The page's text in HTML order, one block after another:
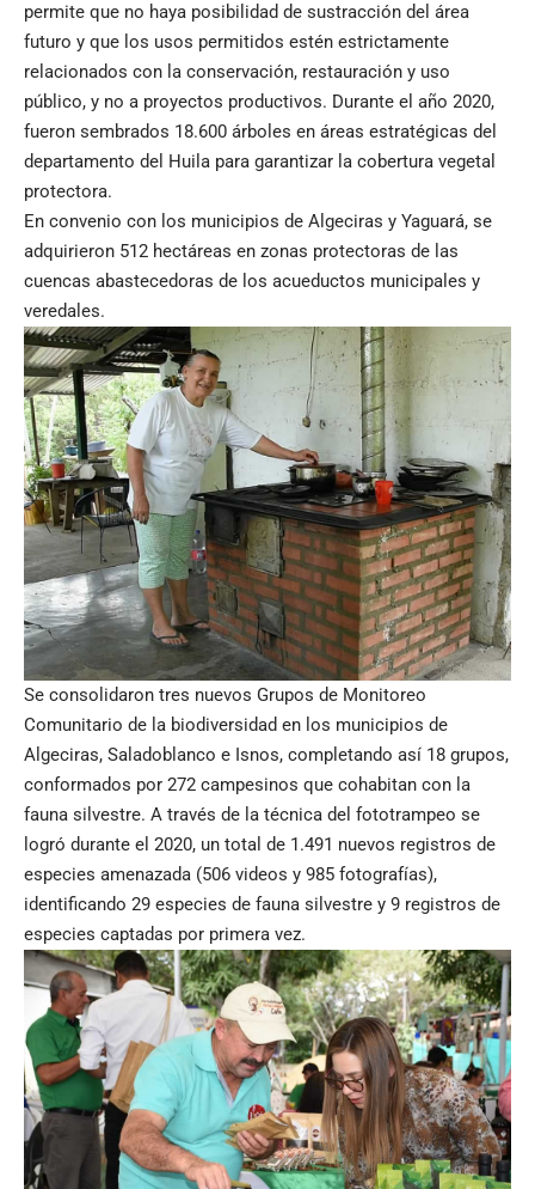
permite que no haya posibilidad de sustracción del área
futuro y que los usos permitidos estén estrictamente
relacionados con la conservación, restauración y uso
público, y no a proyectos productivos. Durante el año 2020,
fueron sembrados 18.600 árboles en áreas estratégicas del
departamento del Huila para garantizar la cobertura vegetal
protectora.
En convenio con los municipios de Algeciras y Yaguará, se
adquirieron 512 hectáreas en zonas protectoras de las
cuencas abastecedoras de los acueductos municipales y
veredales.
Se consolidaron tres nuevos Grupos de Monitoreo
Comunitario de la biodiversidad en los municipios de
Algeciras, Saladoblanco e Isnos, completando así 18 grupos,
conformados por 272 campesinos que cohabitan con la
fauna silvestre. A través de la técnica del fototrampeo se
logró durante el 2020, un total de 1.491 nuevos registros de
especies amenazada (506 videos y 985 fotografías),
identificando 29 especies de fauna silvestre y 9 registros de
especies captadas por primera vez.